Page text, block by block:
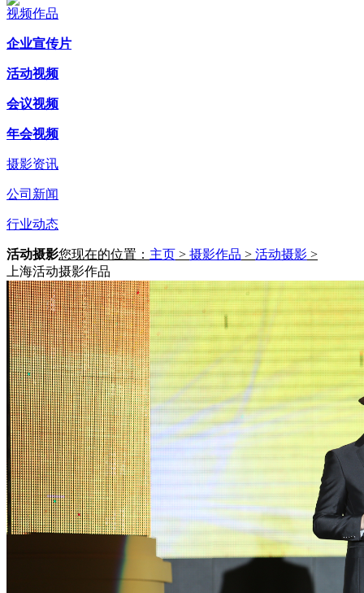
视频作品
企业宣传片
活动视频
会议视频
年会视频
摄影资讯
公司新闻
行业动态
活动摄影您现在的位置： 主页 > 摄影作品 > 活动摄影 >
上海活动摄影作品